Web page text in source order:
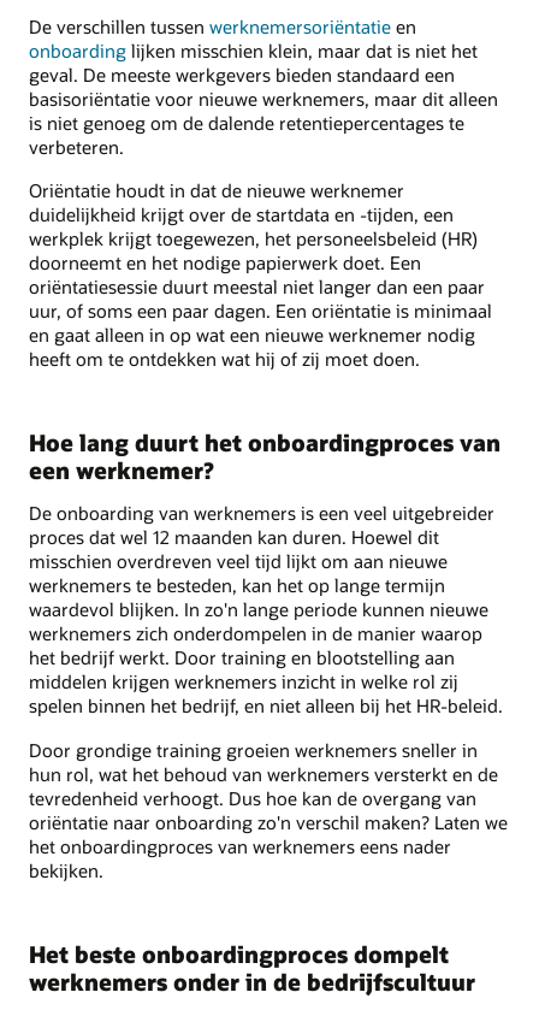
De verschillen tussen werknemersoriëntatie en
onboarding lijken misschien klein, maar dat is niet het
geval. De meeste werkgevers bieden standaard een
basisoriëntatie voor nieuwe werknemers, maar dit alleen
is niet genoeg om de dalende retentiepercentages te
verbeteren.
Oriëntatie houdt in dat de nieuwe werknemer
duidelijkheid krijgt over de startdata en -tijden, een
werkplek krijgt toegewezen, het personeelsbeleid (HR)
doorneemt en het nodige papierwerk doet. Een
oriëntatiesessie duurt meestal niet langer dan een paar
uur, of soms een paar dagen. Een oriëntatie is minimaal
en gaat alleen in op wat een nieuwe werknemer nodig
heeft om te ontdekken wat hij of zij moet doen.
Hoe lang duurt het onboardingproces van
een werknemer?
De onboarding van werknemers is een veel uitgebreider
proces dat wel 12 maanden kan duren. Hoewel dit
misschien overdreven veel tijd lijkt om aan nieuwe
werknemers te besteden, kan het op lange termijn
waardevol blijken. In zo'n lange periode kunnen nieuwe
werknemers zich onderdompelen in de manier waarop
het bedrijf werkt. Door training en blootstelling aan
middelen krijgen werknemers inzicht in welke rol zij
spelen binnen het bedrijf, en niet alleen bij het HR-beleid.
Door grondige training groeien werknemers sneller in
hun rol, wat het behoud van werknemers versterkt en de
tevredenheid verhoogt. Dus hoe kan de overgang van
oriëntatie naar onboarding zo'n verschil maken? Laten we
het onboardingproces van werknemers eens nader
bekijken.
Het beste onboardingproces dompelt
werknemers onder in de bedrijfscultuur